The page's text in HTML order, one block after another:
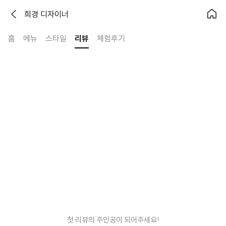
희경 디자이너
홈 메뉴 스타일 리뷰 체험후기
첫 리뷰의 주인공이 되어주세요!